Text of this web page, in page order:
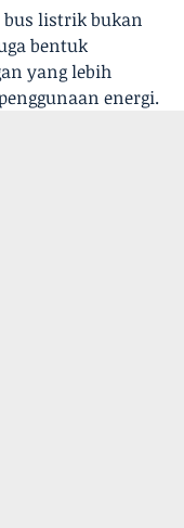
bus listrik bukan
bentuk
yang lebih
energi.